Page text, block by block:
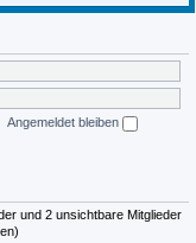
Angemeldet bleiben
und 2 unsichtbare Mitglieder